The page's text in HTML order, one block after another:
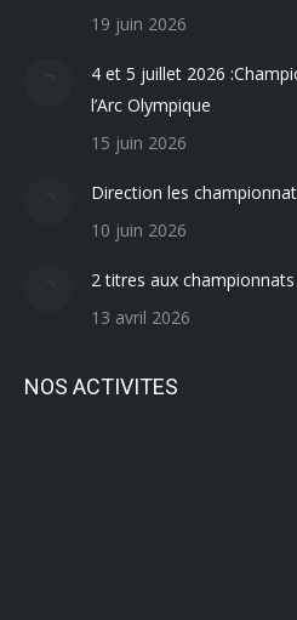
19 juin 2026
4 et 5 juillet 2026
l’Arc Olympique
15 juin 2026
Direction les
10 juin 2026
2 titres aux
13 avril 2026
NOS ACTIVITES